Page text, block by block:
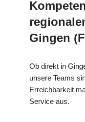
Gingen
Ob direkt in
unsere Teams
Erreichbarkeit
Service aus.